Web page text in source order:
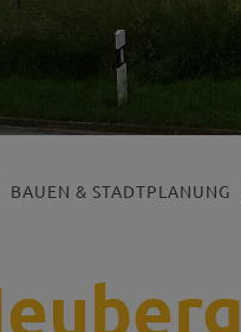
BAUEN & STADTPLANUNG